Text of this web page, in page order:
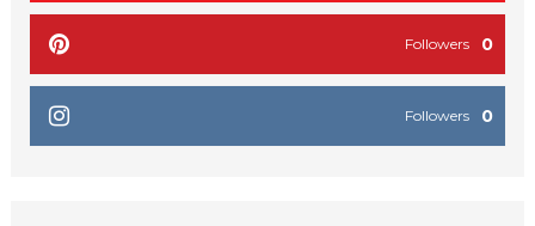
0
Followers
0
Followers